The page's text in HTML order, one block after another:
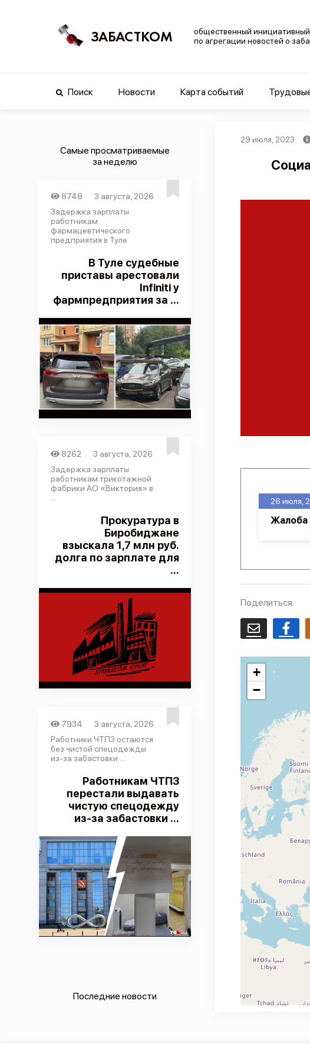
ЗАБАСТКОМ
общественный
по агрегации новостей о
Поиск Новости Карта событий
Самые просматриваемые
за неделю
8748
3 августа, 2026
Задержка зарплаты
работникам
фармацевтического
предприятия в Туле
В Туле судебные
приставы арестовали
Infiniti у
фармпредприятия за ...
8262
3 августа, 2026
Задержка зарплаты
работникам трикотажной
фабрики АО «Виктория» в
Прокуратура в
Биробиджане
взыскала 1,7 млн руб.
долга по зарплате для
...
7934
3 августа, 2026
Работники ЧТПЗ остаются
без чистой спецодежды
из-за забастовки ...
Работникам ЧТПЗ
перестали выдавать
чистую спецодежду
из-за забастовки ...
Последние новости
29 июля, 2023
26 июля,
Жалоба
Поделиться
Email
+
−